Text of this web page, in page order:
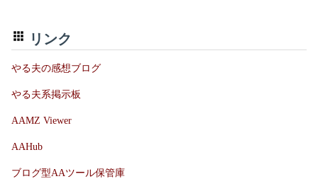
リンク
やる夫の感想ブログ
やる夫系掲示板
AAMZ Viewer
AAHub
ブログ型AAツール保管庫